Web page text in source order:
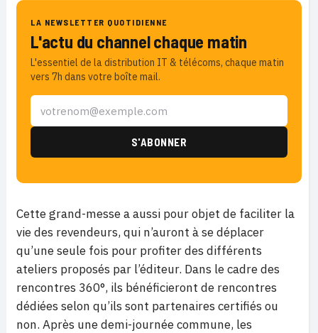
LA NEWSLETTER QUOTIDIENNE
L'actu du channel chaque matin
L'essentiel de la distribution IT & télécoms, chaque matin
vers 7h dans votre boîte mail.
Cette grand-messe a aussi pour objet de faciliter la
vie des revendeurs, qui n’auront à se déplacer
qu’une seule fois pour profiter des différents
ateliers proposés par l’éditeur. Dans le cadre des
rencontres 360°, ils bénéficieront de rencontres
dédiées selon qu’ils sont partenaires certifiés ou
non. Après une demi-journée commune, les